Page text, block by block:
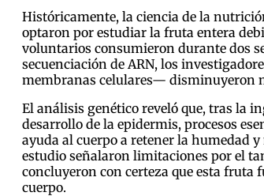
Históricamente, la ciencia de la
optaron por estudiar la fruta entera
voluntarios consumieron durante dos
secuenciación de ARN, los
membranas celulares— disminuyeron
El análisis genético reveló que, tras la
desarrollo de la epidermis, procesos
ayuda al cuerpo a retener la humedad
estudio señalaron limitaciones por el
concluyeron con certeza que esta
cuerpo.